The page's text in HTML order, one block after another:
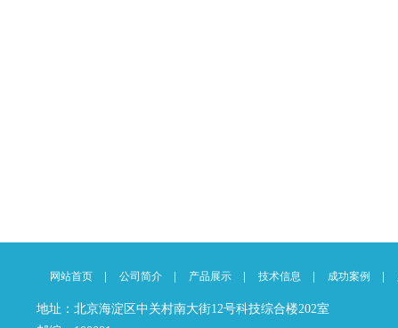
网站首页 公司简介 产品展示 技术信息 成功案例
地址：北京海淀区中关村南大街12号科技综合楼202室